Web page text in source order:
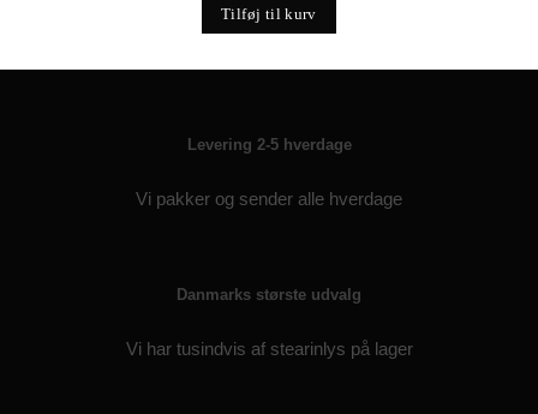
Tilføj til kurv
Levering 2-5 hverdage
Vi pakker og sender alle hverdage
Danmarks største udvalg
Vi har tusindvis af stearinlys på lager